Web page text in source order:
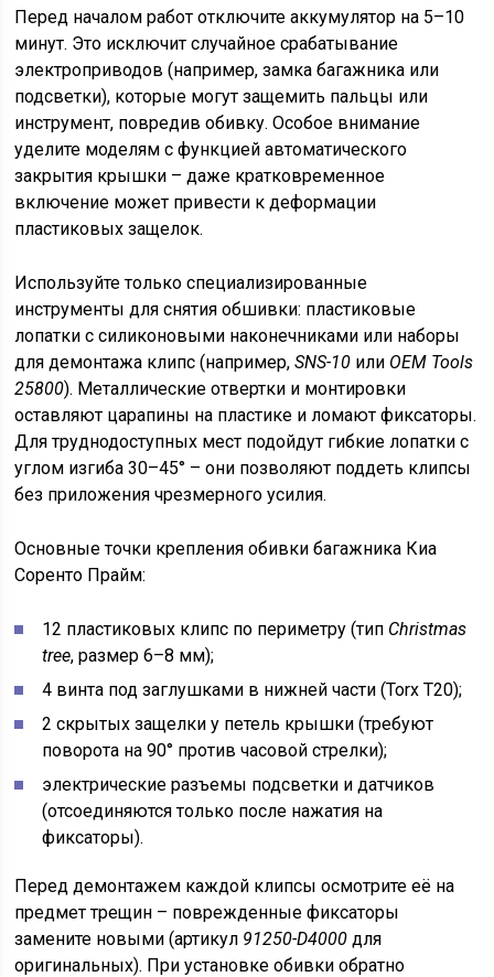
Перед началом работ отключите аккумулятор на 5–10
минут. Это исключит случайное срабатывание
электроприводов (например, замка багажника или
подсветки), которые могут защемить пальцы или
инструмент, повредив обивку. Особое внимание
уделите моделям с функцией автоматического
закрытия крышки – даже кратковременное
включение может привести к деформации
пластиковых защелок.
Используйте только специализированные
инструменты для снятия обшивки: пластиковые
лопатки с силиконовыми наконечниками или наборы
для демонтажа клипс (например,SNS-10 или OEM Tools
25800). Металлические отвертки и монтировки
оставляют царапины на пластике и ломают фиксаторы.
Для труднодоступных мест подойдут гибкие лопатки с
углом изгиба 30–45° – они позволяют поддеть клипсы
без приложения чрезмерного усилия.
Основные точки крепления обивки багажника Киа
Соренто Прайм:
12 пластиковых клипс по периметру (тип Christmas
tree, размер 6–8 мм);
4 винта под заглушками в нижней части (Torx T20);
2 скрытых защелки у петель крышки (требуют
поворота на 90° против часовой стрелки);
электрические разъемы подсветки и датчиков
(отсоединяются только после нажатия на
фиксаторы).
Перед демонтажем каждой клипсы осмотрите её на
предмет трещин – поврежденные фиксаторы
замените новыми (артикул 91250-D4000 для
оригинальных). При установке обивки обратно